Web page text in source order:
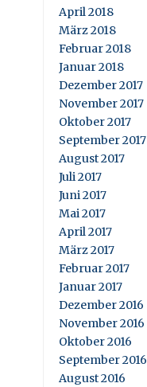
April 2018
März 2018
Februar 2018
Januar 2018
Dezember 2017
November 2017
Oktober 2017
September 2017
August 2017
Juli 2017
Juni 2017
Mai 2017
April 2017
März 2017
Februar 2017
Januar 2017
Dezember 2016
November 2016
Oktober 2016
September 2016
August 2016